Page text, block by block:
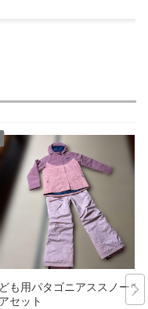
も用パタゴニアススノーウ
セット